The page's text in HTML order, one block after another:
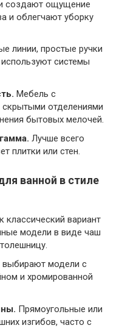
создают ощущение
и облегчают уборку
линии, простые ручки
используют системы
Мебель с
отделениями
бытовых мелочей.
Лучше всего
плитки или стен.
ванной в стиле
классический вариант
модели в виде чаш
выбирают модели с
и хромированной
Прямоугольные или
изгибов, часто с